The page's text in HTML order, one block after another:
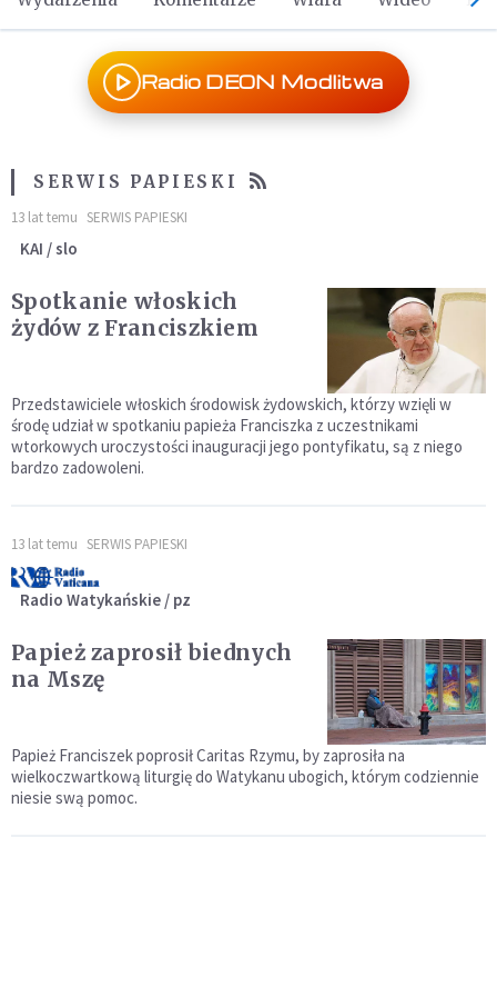
Radio DEON Modlitwa
SERWIS PAPIESKI
13 lat temu SERWIS PAPIESKI
KAI / slo
Spotkanie włoskich
żydów z Franciszkiem
Przedstawiciele włoskich środowisk żydowskich, którzy wzięli w
środę udział w spotkaniu papieża Franciszka z uczestnikami
wtorkowych uroczystości inauguracji jego pontyfikatu, są z niego
bardzo zadowoleni.
13 lat temu SERWIS PAPIESKI
Radio Watykańskie / pz
Papież zaprosił biednych
na Mszę
Papież Franciszek poprosił Caritas Rzymu, by zaprosiła na
wielkoczwartkową liturgię do Watykanu ubogich, którym codziennie
niesie swą pomoc.